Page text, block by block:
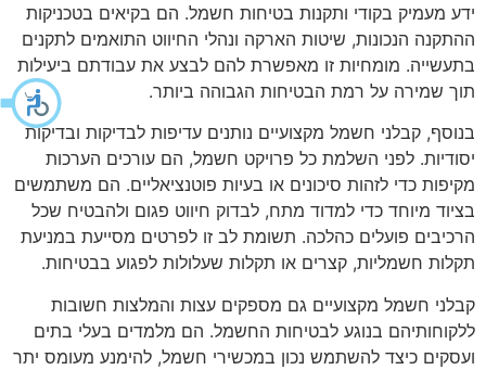
ידע מעמיק בקודי ותקנות בטיחות חשמל. הם בקיאים בטכניקות
ההתקנה הנכונות, שיטות הארקה ונהלי החיווט התואמים לתקנים
בתעשייה. מומחיות זו מאפשרת להם לבצע את עבודתם ביעילות
תוך שמירה על רמת הבטיחות הגבוהה ביותר.
בנוסף, קבלני חשמל מקצועיים נותנים עדיפות לבדיקות ובדיקות
יסודיות. לפני השלמת כל פרויקט חשמל, הם עורכים הערכות
מקיפות כדי לזהות סיכונים או בעיות פוטנציאליים. הם משתמשים
בציוד מיוחד כדי למדוד מתח, לבדוק חיווט פגום ולהבטיח שכל
הרכיבים פועלים כהלכה. תשומת לב זו לפרטים מסייעת במניעת
תקלות חשמליות, קצרים או תקלות שעלולות לפגוע בבטיחות.
קבלני חשמל מקצועיים גם מספקים עצות והמלצות חשובות
ללקוחותיהם בנוגע לבטיחות החשמל. הם מלמדים בעלי בתים
ועסקים כיצד להשתמש נכון במכשירי חשמל, להימנע מעומס יתר